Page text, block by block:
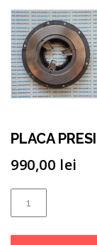
PLACA
990,00 lei
Cantitate
PLACA
PRESIUNE